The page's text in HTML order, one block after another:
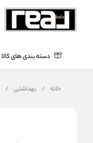
دسته بندی های کالا
خانه / بهداشتی /